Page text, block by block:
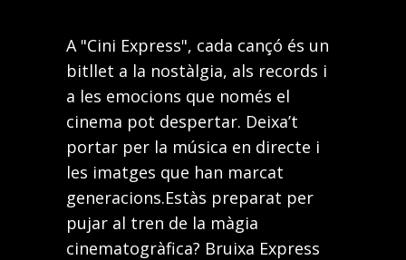
A "Cini Express", cada cançó és un
bitllet a la nostàlgia, als records i
a les emocions que només el
cinema pot despertar. Deixa’t
portar per la música en directe i
les imatges que han marcat
generacions.Estàs preparat per
pujar al tren de la màgia
cinematogràfica? Bruixa Express